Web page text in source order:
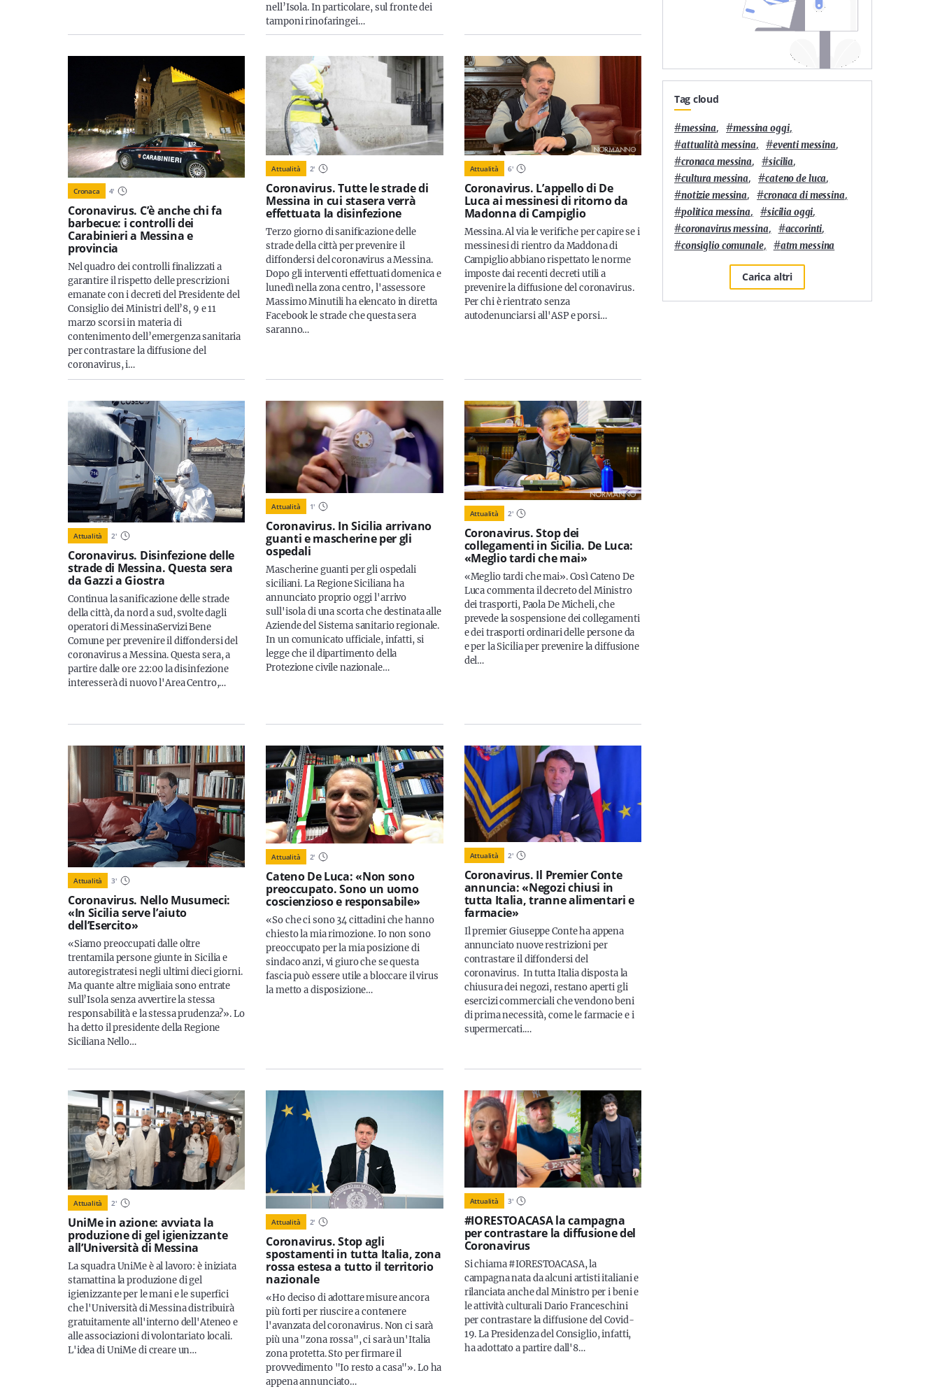
nell’Isola. In particolare, sul fronte dei
tamponi rinofaringei…
Cronaca 4'
Coronavirus. C’è anche chi fa
barbecue: i controlli dei
Carabinieri a Messina e
provincia
Nel quadro dei controlli finalizzati a
garantire il rispetto delle prescrizioni
emanate con i decreti del Presidente del
Consiglio dei Ministri dell’8, 9 e 11
marzo scorsi in materia di
contenimento dell’emergenza sanitaria
per contrastare la diffusione del
coronavirus, i…
Attualità 2'
Coronavirus. Tutte le strade di
Messina in cui stasera verrà
effettuata la disinfezione
Terzo giorno di sanificazione delle
strade della città per prevenire il
diffondersi del coronavirus a Messina.
Dopo gli interventi effettuati domenica e
lunedì nella zona centro, l'assessore
Massimo Minutili ha elencato in diretta
Facebook le strade che questa sera
saranno…
Attualità 6'
Coronavirus. L’appello di De
Luca ai messinesi di ritorno da
Madonna di Campiglio
Messina. Al via le verifiche per capire se i
messinesi di rientro da Maddona di
Campiglio abbiano rispettato le norme
imposte dai recenti decreti utili a
prevenire la diffusione del coronavirus.
Per chi è rientrato senza
autodenunciarsi all'ASP e porsi…
Attualità 2'
Coronavirus. Disinfezione delle
strade di Messina. Questa sera
da Gazzi a Giostra
Continua la sanificazione delle strade
della città, da nord a sud, svolte dagli
operatori di MessinaServizi Bene
Comune per prevenire il diffondersi del
coronavirus a Messina. Questa sera, a
partire dalle ore 22:00 la disinfezione
interesserà di nuovo l'Area Centro,…
Attualità 1'
Coronavirus. In Sicilia arrivano
guanti e mascherine per gli
ospedali
Mascherine guanti per gli ospedali
siciliani. La Regione Siciliana ha
annunciato proprio oggi l'arrivo
sull'isola di una scorta che destinata alle
Aziende del Sistema sanitario regionale.
In un comunicato ufficiale, infatti, si
legge che il dipartimento della
Protezione civile nazionale…
Attualità 2'
Coronavirus. Stop dei
collegamenti in Sicilia. De Luca:
«Meglio tardi che mai»
«Meglio tardi che mai». Così Cateno De
Luca commenta il decreto del Ministro
dei trasporti, Paola De Micheli, che
prevede la sospensione dei collegamenti
e dei trasporti ordinari delle persone da
e per la Sicilia per prevenire la diffusione
del…
Attualità 3'
Coronavirus. Nello Musumeci:
«In Sicilia serve l’aiuto
dell’Esercito»
«Siamo preoccupati dalle oltre
trentamila persone giunte in Sicilia e
autoregistratesi negli ultimi dieci giorni.
Ma quante altre migliaia sono entrate
sull’Isola senza avvertire la stessa
responsabilità e la stessa prudenza?». Lo
ha detto il presidente della Regione
Siciliana Nello…
Attualità 2'
Cateno De Luca: «Non sono
preoccupato. Sono un uomo
coscienzioso e responsabile»
«So che ci sono 34 cittadini che hanno
chiesto la mia rimozione. Io non sono
preoccupato per la mia posizione di
sindaco anzi, vi giuro che se questa
fascia può essere utile a bloccare il virus
la metto a disposizione…
Attualità 2'
Coronavirus. Il Premier Conte
annuncia: «Negozi chiusi in
tutta Italia, tranne alimentari e
farmacie»
Il premier Giuseppe Conte ha appena
annunciato nuove restrizioni per
contrastare il diffondersi del
coronavirus. In tutta Italia disposta la
chiusura dei negozi, restano aperti gli
esercizi commerciali che vendono beni
di prima necessità, come le farmacie e i
supermercati.…
Attualità 2'
UniMe in azione: avviata la
produzione di gel igienizzante
all’Università di Messina
La squadra UniMe è al lavoro: è iniziata
stamattina la produzione di gel
igienizzante per le mani e le superfici
che l'Università di Messina distribuirà
gratuitamente all'interno dell'Ateneo e
alle associazioni di volontariato locali.
L'idea di UniMe di creare un…
Attualità 2'
Coronavirus. Stop agli
spostamenti in tutta Italia, zona
rossa estesa a tutto il territorio
nazionale
«Ho deciso di adottare misure ancora
più forti per riuscire a contenere
l'avanzata del coronavirus. Non ci sarà
più una "zona rossa", ci sarà un'Italia
zona protetta. Sto per firmare il
provvedimento "Io resto a casa"». Lo ha
appena annunciato…
Attualità 3'
#IORESTOACASA la campagna
per contrastare la diffusione del
Coronavirus
Si chiama #IORESTOACASA, la
campagna nata da alcuni artisti italiani e
rilanciata anche dal Ministro per i beni e
le attività culturali Dario Franceschini
per contrastare la diffusione del Covid-
19. La Presidenza del Consiglio, infatti,
ha adottato a partire dall'8…
Tag cloud
#messina, #messina oggi,
#attualità messina, #eventi messina,
#cronaca messina, #sicilia,
#cultura messina, #cateno de luca,
#notizie messina, #cronaca di messina,
#politica messina, #sicilia oggi,
#coronavirus messina, #accorinti,
#consiglio comunale, #atm messina
Carica altri